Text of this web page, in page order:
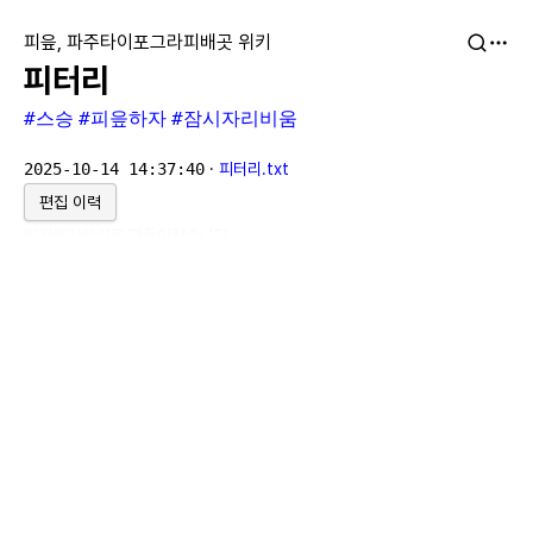
피읖, 파주타이포그라피배곳 위키
피터리
#스승 #피읖하자 #잠시자리비움
2025-10-14 14:37:40 · 피터리.txt
편집 이력